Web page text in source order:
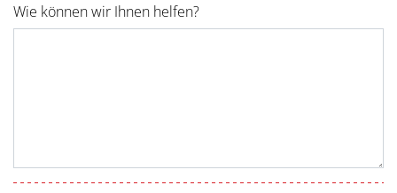
Wie können wir Ihnen helfen?